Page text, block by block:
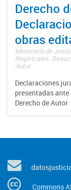
Derecho
obras
Ministerio de
Registrales.
Autor
Declaraciones
presentadas
Derecho de Autor
Commons